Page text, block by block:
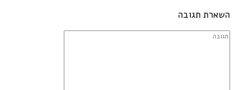
השארת תגובה